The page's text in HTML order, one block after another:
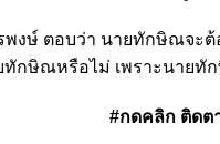
พงษ์ ตอบว่า นายทักษิณจะ
ทักษิณหรือไม่ เพราะนายทั
#กดคลิก ติดต